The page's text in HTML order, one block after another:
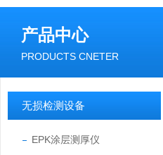
产品中心
PRODUCTS CNETER
无损检测设备
EPK涂层测厚仪